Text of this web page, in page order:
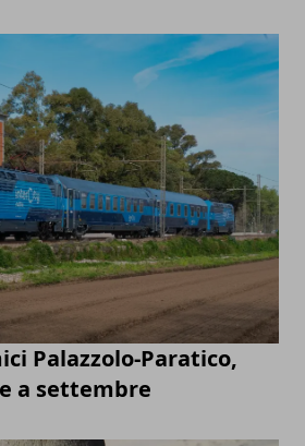
Palazzolo-Paratico,
a settembre